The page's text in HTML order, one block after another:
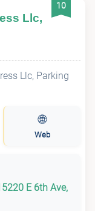
10
Llc,
🌐
Web
E 6th Ave,